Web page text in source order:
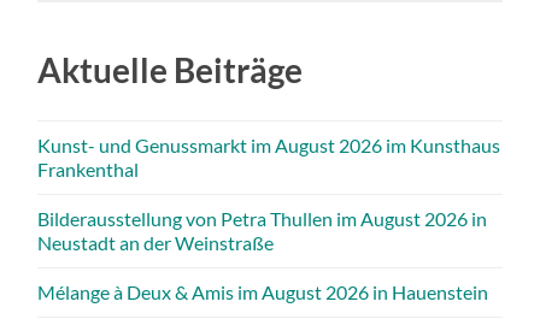
Aktuelle Beiträge
Kunst- und Genussmarkt im August 2026 im Kunsthaus
Frankenthal
Bilderausstellung von Petra Thullen im August 2026 in
Neustadt an der Weinstraße
Mélange à Deux & Amis im August 2026 in Hauenstein